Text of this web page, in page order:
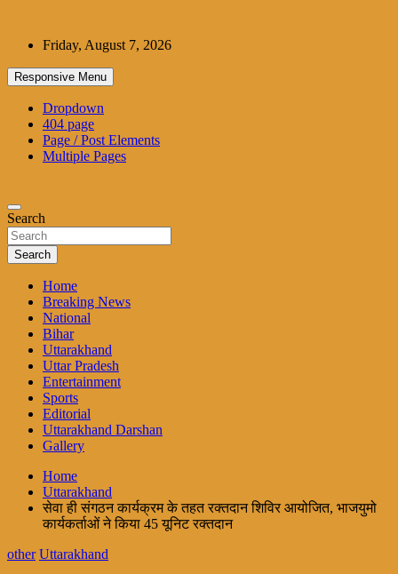
contentFriday, August 7, 2026
Responsive Menu
Dropdown
404 page
Page / Post Elements
Multiple Pages
Search
Search
Home
Breaking News
National
Bihar
Uttarakhand
Uttar Pradesh
Entertainment
Sports
Editorial
Uttarakhand Darshan
Gallery
Home
Uttarakhand
सेवा ही संगठन कार्यक्रम के तहत रक्तदान शिविर आयोजित, भाजयुमो
कार्यकर्ताओं ने किया 45 यूनिट रक्तदान
other Uttarakhand